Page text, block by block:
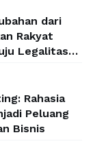
dari
Rakyat
Legalitas
Rahasia
Peluang
Bisnis